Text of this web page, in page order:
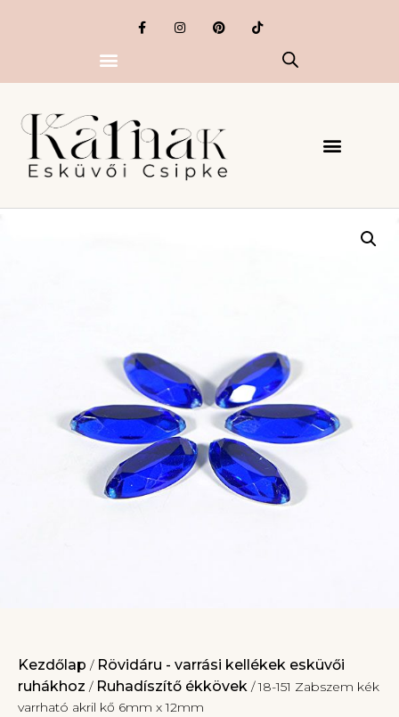
Kezdőlap / Rövidáru - varrási kellékek esküvői
ruhákhoz / Ruhadíszítő ékkövek / 18-151 Zabszem kék
varrható akril kő 6mm x 12mm